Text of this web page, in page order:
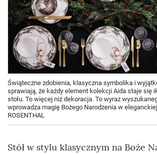
Świąteczne zdobienia, klasyczna symbolika i
sprawiają, że każdy element kolekcji Aida staje się
stołu. To więcej niż dekoracja. To wyraz
wprowadza magię Bożego Narodzenia w
ROSENTHAL
Stół w stylu klasycznym na Boże